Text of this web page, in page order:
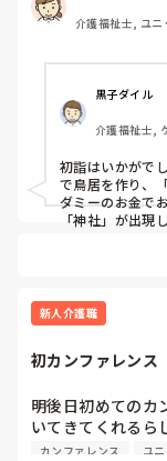
介護福祉士, ユニ
黒子ダイル
介護福祉士,
初詣はいかがで
で鳥居を作り、
ダミーのお金で
「神社」が出現
新人介護職
初カンファレンス
明後日初めてのカ
いてきてくれるら
かね
カンファレンス ユ